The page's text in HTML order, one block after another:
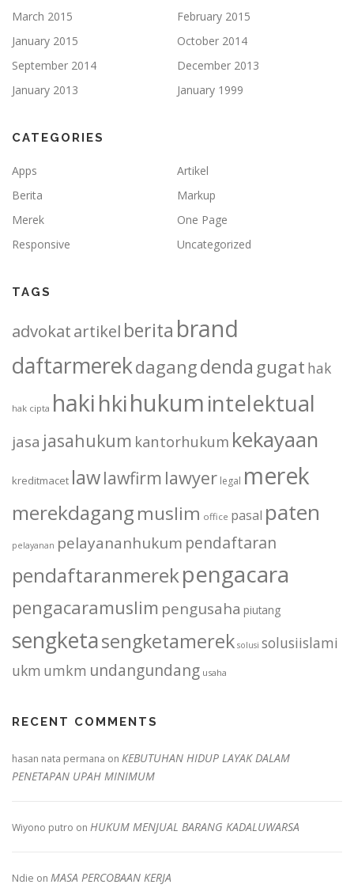
March 2015
February 2015
January 2015
October 2014
September 2014
December 2013
January 2013
January 1999
CATEGORIES
Apps
Artikel
Berita
Markup
Merek
One Page
Responsive
Uncategorized
TAGS
advokatartikel berita brand
daftarmerekdagangdenda gugat hak
hak cipta hakihkihukumintelektual
jasa jasahukum kantorhukum kekayaan
kreditmacet lawlawfirm lawyer legal merek
merekdagangmuslim office pasal paten
pelayanan pelayananhukum pendaftaran
pendaftaranmerekpengacara
pengacaramuslim pengusaha piutang
sengketasengketamerek solusi solusiislami
ukm umkm undangundang usaha
RECENT COMMENTS
hasan nata permana on KEBUTUHAN HIDUP LAYAK DALAM
PENETAPAN UPAH MINIMUM
Wiyono putro on HUKUM MENJUAL BARANG KADALUWARSA
Ndie on MASA PERCOBAAN KERJA